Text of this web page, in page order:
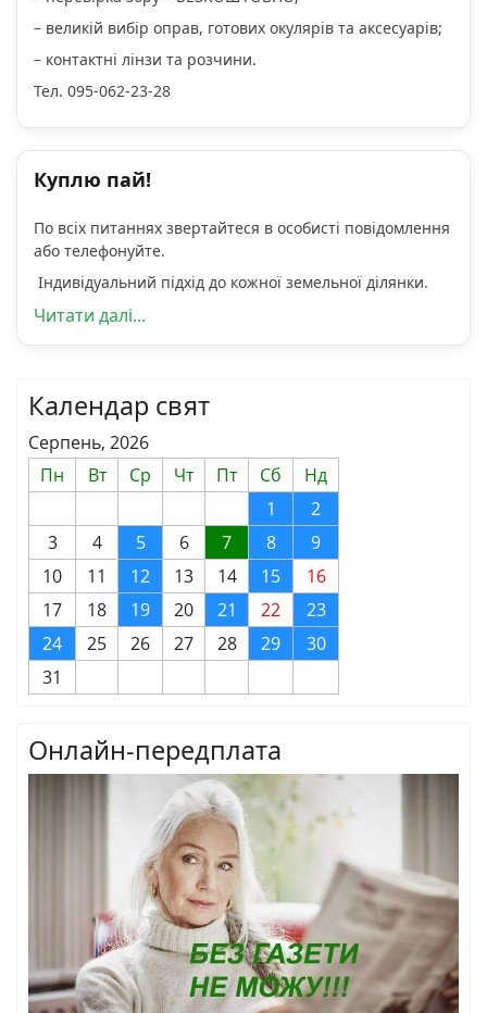
– великій вибір оправ, готових окулярів та аксесуарів;
– контактні лінзи та розчини.
Тел. 095-062-23-28
Куплю пай!
По всіх питаннях звертайтеся в особисті повідомлення
або телефонуйте.
Індивідуальний підхід до кожної земельної ділянки.
Читати далі...
Календар свят
Серпень, 2026
Пн
Вт Ср Чт Пт Сб
Нд
1
2
3
4 5 6 7 8
9
10
11 12 13 14 15
16
17
18 19 20 21 22
23
24
25 26 27 28 29
30
31
Онлайн-передплата